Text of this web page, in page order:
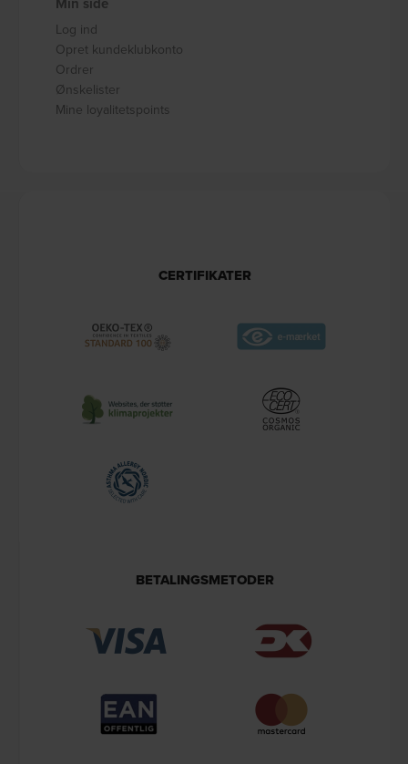
Log ind
Opret kundeklubkonto
Ordrer
Ønskelister
Mine loyalitetspoints
CERTIFIKATER
BETALINGSMETODER